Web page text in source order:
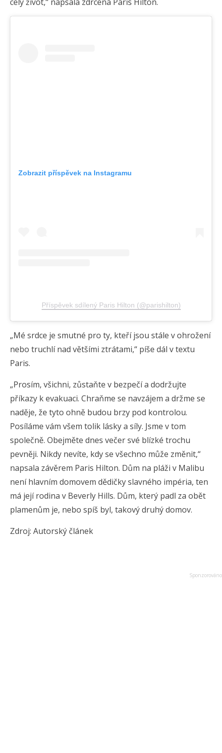
Zobrazit příspěvek na Instagramu
Příspěvek sdílený Paris Hilton (@parishilton)
„Mé srdce je smutné pro ty, kteří jsou stále v ohrožení
nebo truchlí nad většími ztrátami,“ píše dál v textu
Paris.
„Prosím, všichni, zůstaňte v bezpečí a dodržujte
příkazy k evakuaci. Chraňme se navzájem a držme se
naděje, že tyto ohně budou brzy pod kontrolou.
Posíláme vám všem tolik lásky a síly. Jsme v tom
společně. Obejměte dnes večer své blízké trochu
pevněji. Nikdy nevíte, kdy se všechno může změnit,“
napsala závěrem Paris Hilton. Dům na pláži v Malibu
není hlavním domovem dědičky slavného impéria, ten
má její rodina v Beverly Hills. Dům, který padl za obět
plamenům je, nebo spíš byl, takový druhý domov.
Zdroj: Autorský článek